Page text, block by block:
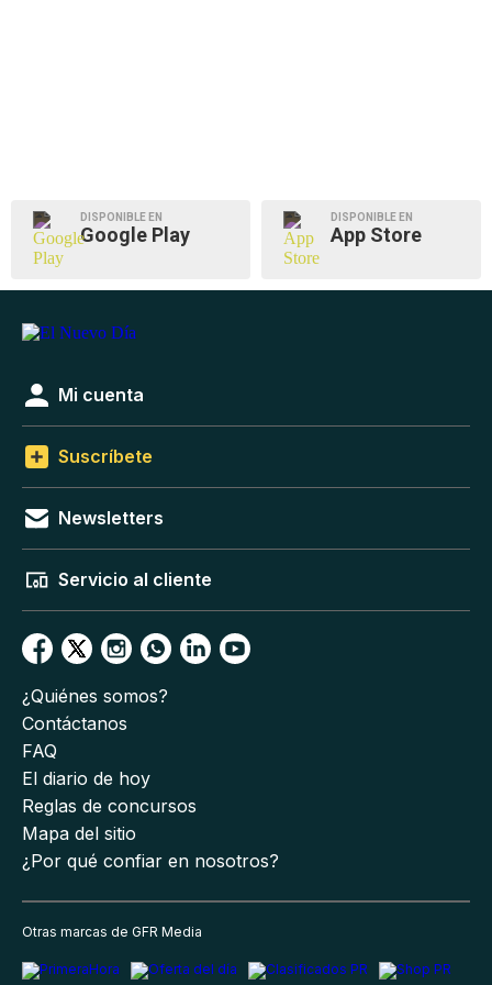
DISPONIBLE EN
Google Play
DISPONIBLE EN
App Store
Mi cuenta
Suscríbete
Newsletters
Servicio al cliente
¿Quiénes somos?
Contáctanos
FAQ
El diario de hoy
Reglas de concursos
Mapa del sitio
¿Por qué confiar en nosotros?
Otras marcas de GFR Media